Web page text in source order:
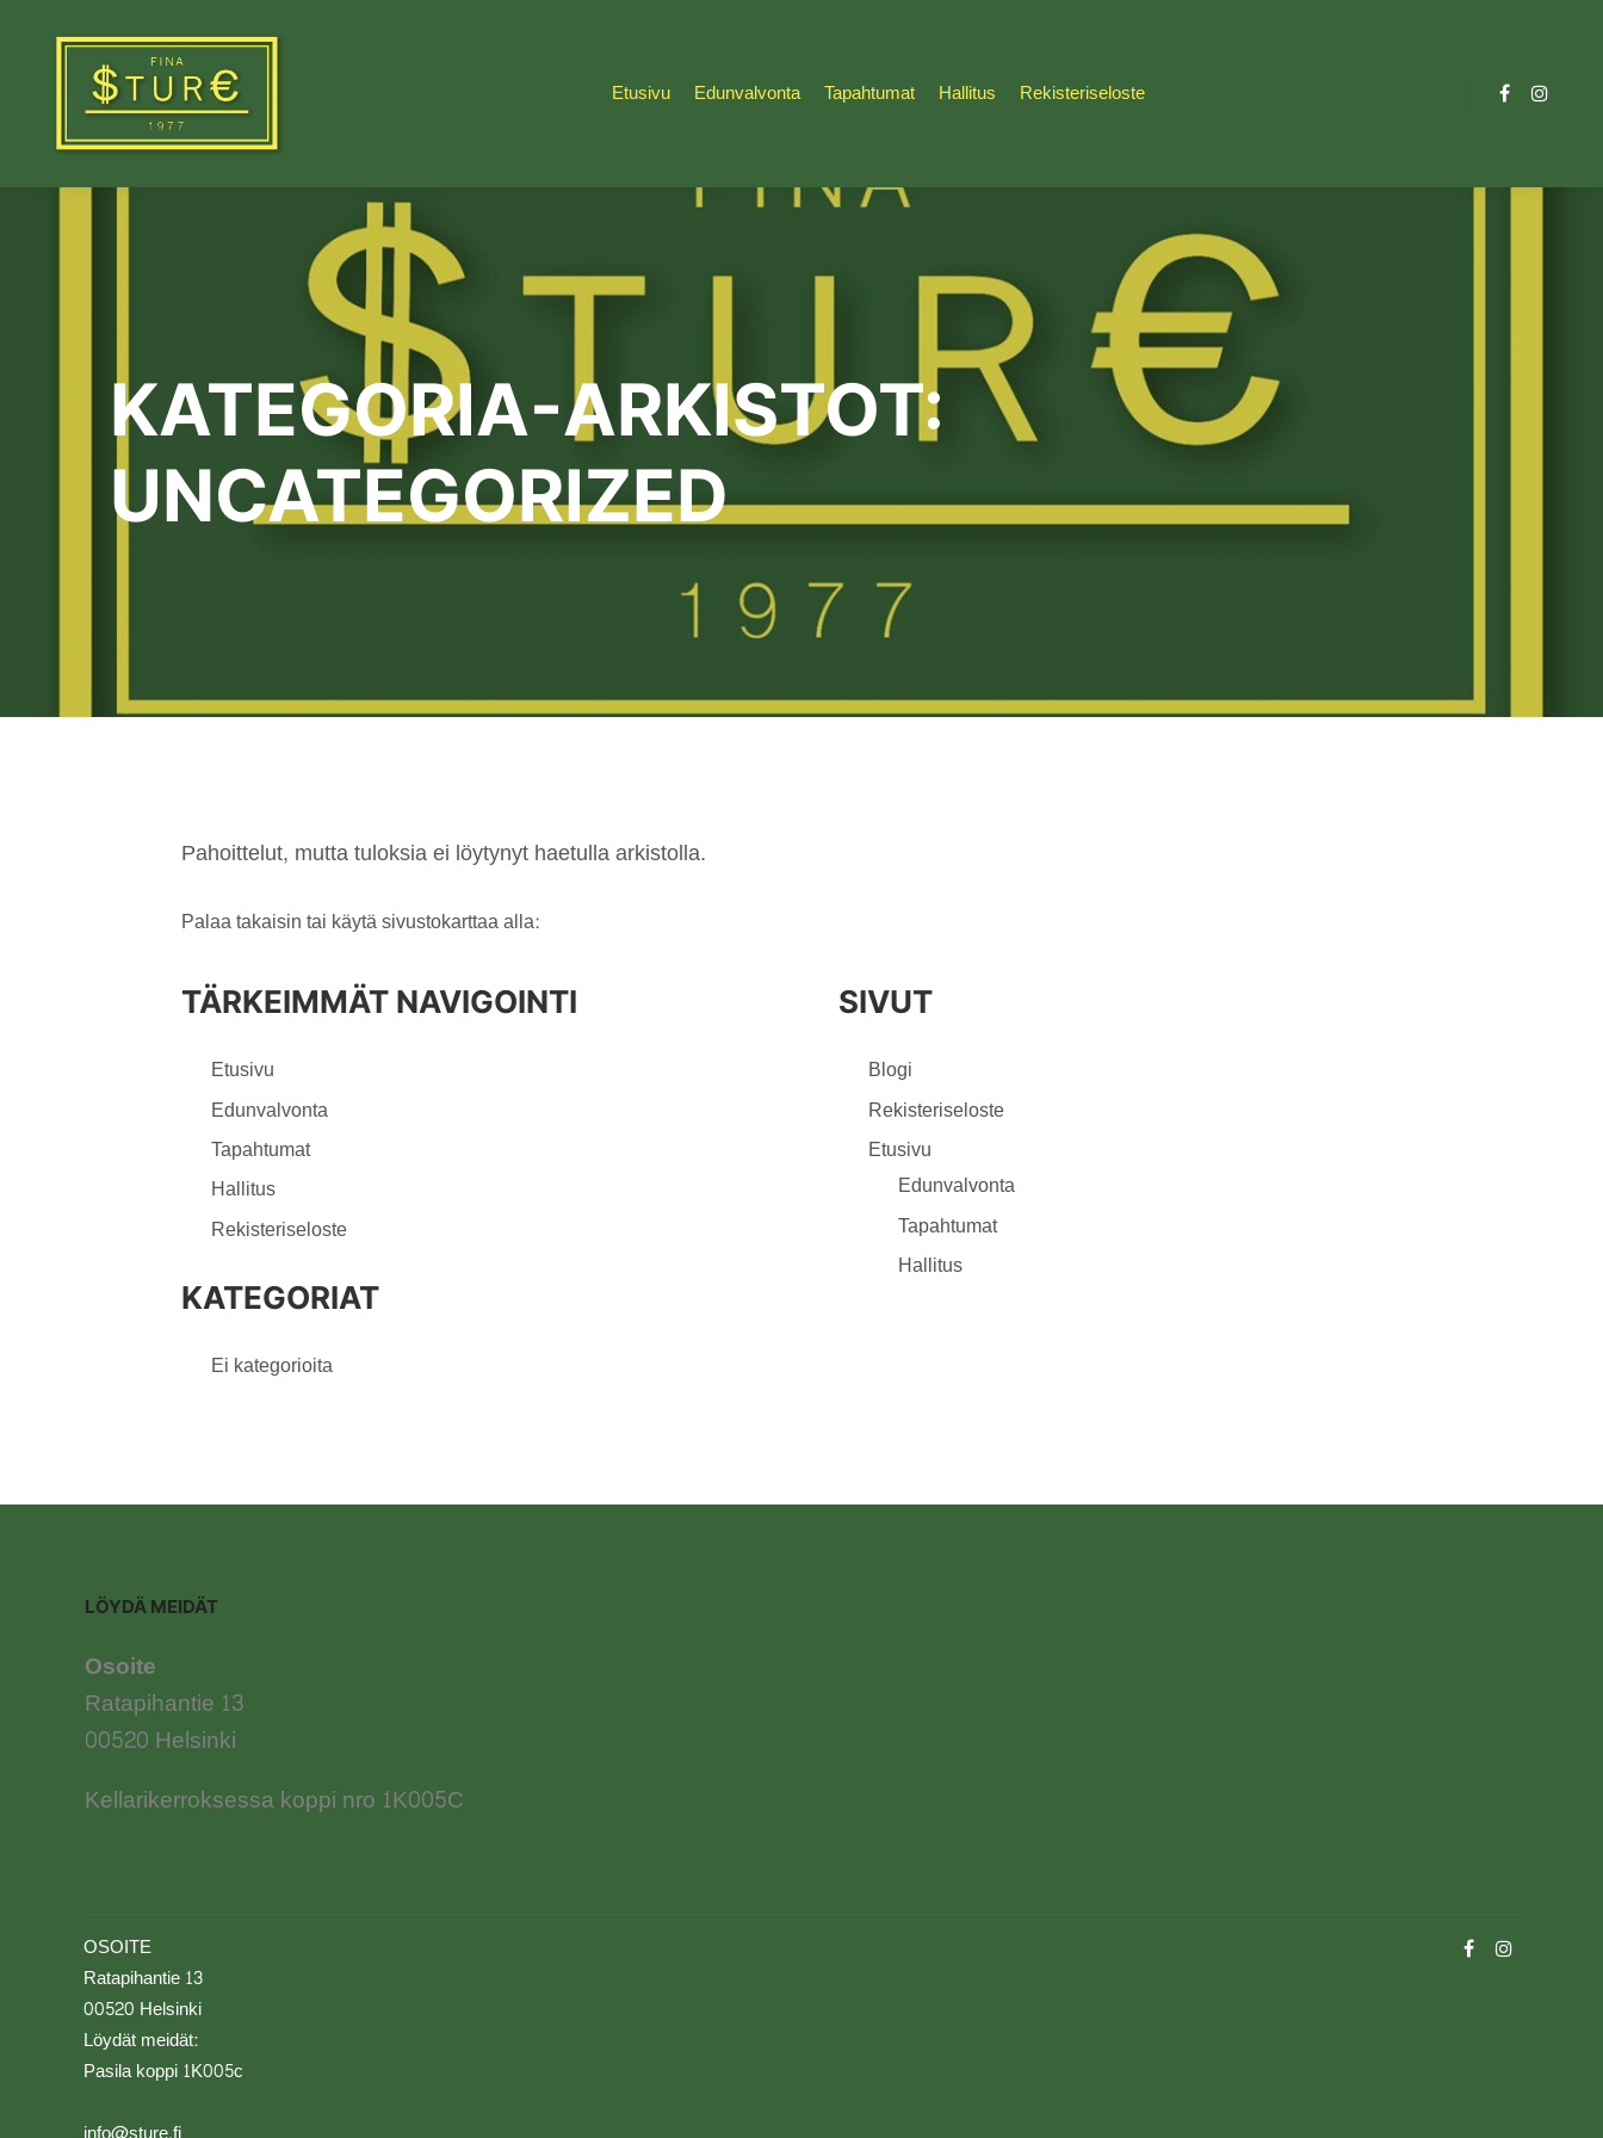
Etusivu Edunvalvonta Tapahtumat Hallitus Rekisteriseloste
KATEGORIA-ARKISTOT:
UNCATEGORIZED
Pahoittelut, mutta tuloksia ei löytynyt haetulla arkistolla.
Palaa takaisintai käytä sivustokarttaa alla:
TÄRKEIMMÄT NAVIGOINTI
Etusivu
Edunvalvonta
Tapahtumat
Hallitus
Rekisteriseloste
KATEGORIAT
Ei kategorioita
SIVUT
Blogi
Rekisteriseloste
Etusivu
Edunvalvonta
Tapahtumat
Hallitus
LÖYDÄ MEIDÄT
Osoite
Ratapihantie 13
00520 Helsinki
Kellarikerroksessa koppi nro 1K005C
OSOITE
Ratapihantie 13
00520 Helsinki
Löydät meidät:
Pasila koppi 1K005c